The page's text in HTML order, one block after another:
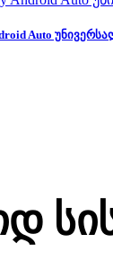
Auto